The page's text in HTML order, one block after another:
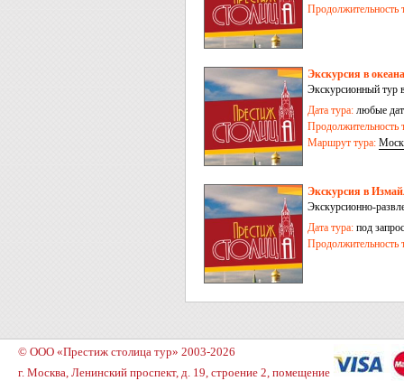
Продолжительность
Экскурсия в
Экскурсионный тур
Дата тура: любые
Продолжительность
Маршрут тура:
Экскурсия в
Экскурсионно-
Дата тура: под запрос
Продолжительность
© ООО «Престиж столица тур» 2003-2026
г. Москва, Ленинский проспект, д. 19, строение 2, помещение